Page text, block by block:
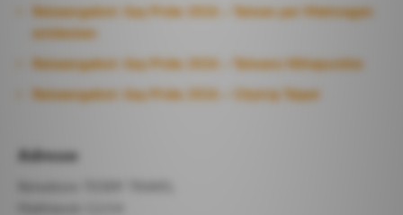
Reiseangebot: Gay Pride 2026 – Taiwan per Mietwagen
entdecken
Reiseangebot: Gay Pride 2026 – Taiwans Höhepunkte
Reiseangebot: Gay Pride 2026 – Citytrip Taipei
Adresse